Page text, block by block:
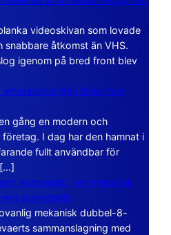
videoskivan som lovade
åtkomst än VHS.
igenom på bred front blev
arbetsdator från tiden före
gång en modern och
I dag har den hamnat i
fullt användbar för
[…]
Automatic – en mekanisk
storhetstid
mekanisk dubbel-8-
sammanslagning med